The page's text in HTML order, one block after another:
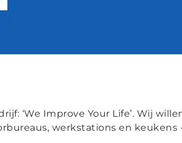
‘We Improve Your Life’. Wij
werkstations en keukens